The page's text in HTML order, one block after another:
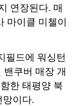
연장된다. 매
마이클 미첼이
필드에 워싱턴
쿠버 매장 개
한 태평양 북
이다.